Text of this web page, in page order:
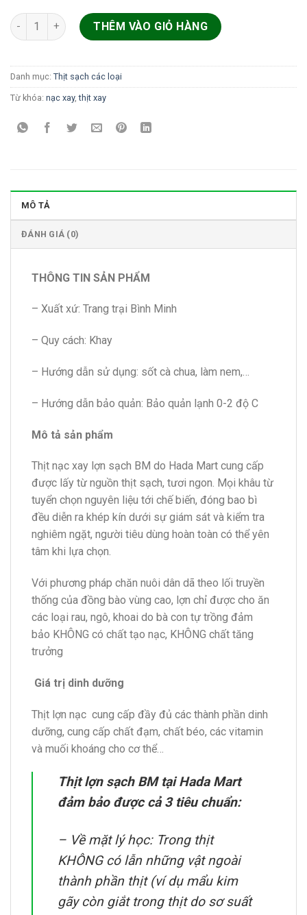
Thịt nạc xay lợn sạch BM số lượng
THÊM VÀO GIỎ HÀNG
Danh mục: Thịt sạch các loại
Từ khóa: nạc xay,thịt xay
MÔ TẢ
ĐÁNH GIÁ (0)
THÔNG TIN SẢN PHẨM
– Xuất xứ: Trang trại Bình Minh
– Quy cách: Khay
– Hướng dẫn sử dụng: sốt cà chua, làm nem,…
– Hướng dẫn bảo quản: Bảo quản lạnh 0-2 độ C
Mô tả sản phẩm
Thịt nạc xay lợn sạch BM do Hada Mart cung cấp
được lấy từ nguồn thịt sạch, tươi ngon. Mọi khâu từ
tuyển chọn nguyên liệu tới chế biến, đóng bao bì
đều diễn ra khép kín dưới sự giám sát và kiểm tra
nghiêm ngặt, người tiêu dùng hoàn toàn có thể yên
tâm khi lựa chọn.
Với phương pháp chăn nuôi dân dã theo lối truyền
thống của đồng bào vùng cao, lợn chỉ được cho ăn
các loại rau, ngô, khoai do bà con tự trồng đảm
bảo KHÔNG có chất tạo nạc, KHÔNG chất tăng
trưởng
Giá trị dinh dưỡng
Thịt lợn nạc cung cấp đầy đủ các thành phần dinh
dưỡng, cung cấp chất đạm, chất béo, các vitamin
và muối khoáng cho cơ thể…
Thịt lợn sạch BM tại Hada Mart
đảm bảo được cả 3 tiêu chuẩn:
– Về mặt lý học: Trong thịt
KHÔNG có lẫn những vật ngoài
thành phần thịt (ví dụ mẩu kim
gãy còn giắt trong thịt do sơ suất